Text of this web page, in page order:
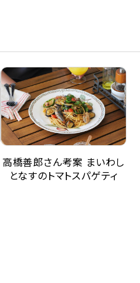
高橋善郎さん考案 まいわし
となすのトマトスパゲティ